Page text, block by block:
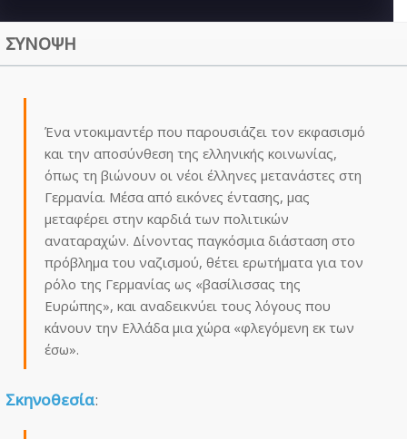
ΣΥΝΟΨΗ
Ένα ντοκιμαντέρ που παρουσιάζει τον εκφασισμό
και την αποσύνθεση της ελληνικής κοινωνίας,
όπως τη βιώνουν οι νέοι έλληνες μετανάστες στη
Γερμανία. Μέσα από εικόνες έντασης, μας
μεταφέρει στην καρδιά των πολιτικών
αναταραχών. Δίνοντας παγκόσμια διάσταση στο
πρόβλημα του ναζισμού, θέτει ερωτήματα για τον
ρόλο της Γερμανίας ως «βασίλισσας της
Ευρώπης», και αναδεικνύει τους λόγους που
κάνουν την Ελλάδα μια χώρα «φλεγόμενη εκ των
έσω».
Σκηνοθεσία: